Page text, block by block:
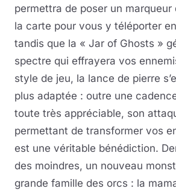
permettra de poser un marqueur
la carte pour vous y téléporter
tandis que la « Jar of Ghosts »
spectre qui effrayera vos
style de jeu, la lance de pierre
plus adaptée : outre une
toute très appréciable, son
permettant de transformer vos
est une véritable bénédiction.
des moindres, un nouveau
grande famille des orcs : la